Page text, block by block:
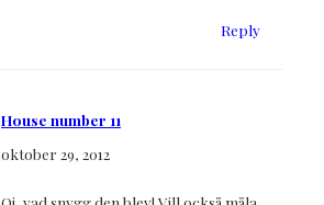
Reply
House number 11
oktober 29, 2012